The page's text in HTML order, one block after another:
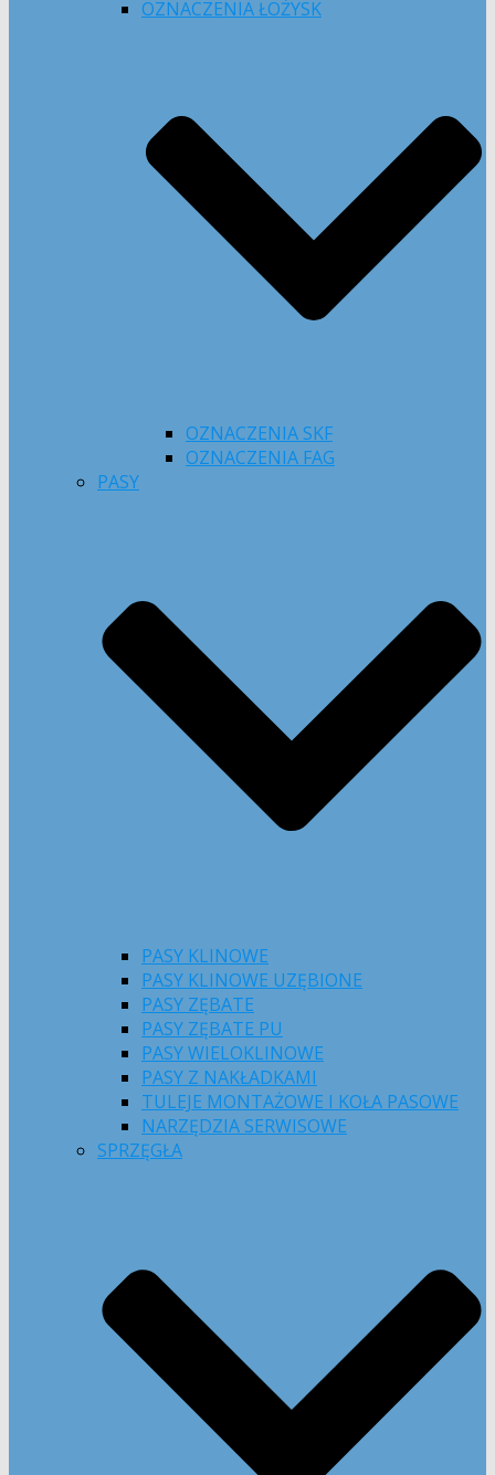
OZNACZENIA ŁOŻYSK
OZNACZENIA SKF
OZNACZENIA FAG
PASY
PASY KLINOWE
PASY KLINOWE UZĘBIONE
PASY ZĘBATE
PASY ZĘBATE PU
PASY WIELOKLINOWE
PASY Z NAKŁADKAMI
TULEJE MONTAŻOWE I KOŁA PASOWE
NARZĘDZIA SERWISOWE
SPRZĘGŁA